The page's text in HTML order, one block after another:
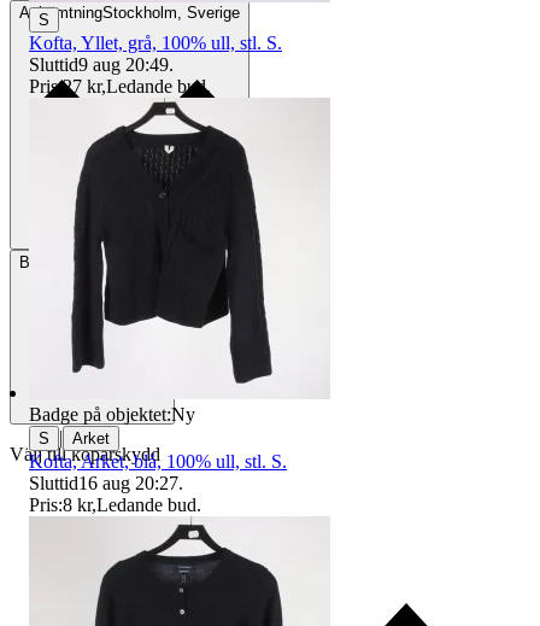
AvhämtningStockholm, Sverige
Betalning Via Tradera
Välj till köparskydd
S
Kofta, Yllet, grå, 100% ull, stl. S.
Sluttid9 aug 20:49.
Pris:27 kr,Ledande bud.
Badge på objektet:Ny
S | Arket
Kofta, Arket, blå, 100% ull, stl. S.
Sluttid16 aug 20:27.
Pris:8 kr,Ledande bud.